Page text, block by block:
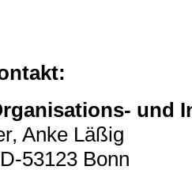
und
Anke Läßig
53123 Bonn